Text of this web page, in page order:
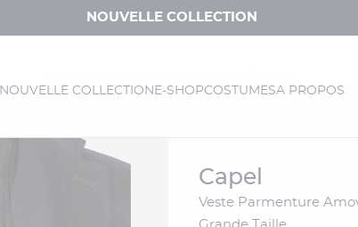
NOUVELLE COLLECTION
NOUVELLE COLLECTION E-SHOPCOSTUMESA PROPOS
capel
Veste Parmenture Amovible Capel